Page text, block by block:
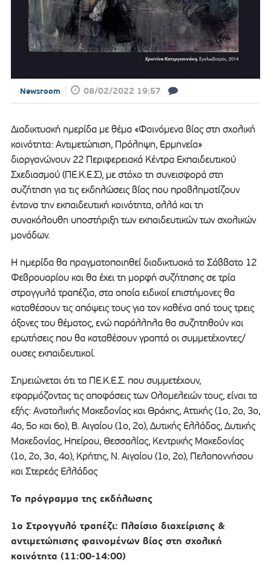
Newsroom 08/02/2022 19:57
Διαδικτυακή ημερίδα με θέμα «Φαινόμενα βίας στη σχολική
κοινότητα: Αντιμετώπιση, Πρόληψη, Ερμηνεία»
διοργανώνουν 22 Περιφερειακά Κέντρα Εκπαιδευτικού
Σχεδιασμού (ΠΕ.Κ.Ε.Σ), με στόχο τη συνεισφορά στη
συζήτηση για τις εκδηλώσεις βίας που προβληματίζουν
έντονα την εκπαιδευτική κοινότητα, αλλά και τη
συνακόλουθη υποστήριξη των εκπαιδευτικών των σχολικών
μονάδων.
Η ημερίδα θα πραγματοποιηθεί διαδικτυακά το Σάββατο 12
Φεβρουαρίου και θα έχει τη μορφή συζήτησης σε τρία
στρογγυλά τραπέζια, στα οποία ειδικοί επιστήμονες θα
καταθέσουν τις απόψεις τους για τον καθένα από τους τρεις
άξονες του θέματος, ενώ παράλληλα θα συζητηθούν και
ερωτήσεις που θα καταθέσουν γραπτά οι συμμετέχοντες/
ουσες εκπαιδευτικοί.
Σημειώνεται ότι τα ΠΕ.Κ.Ε.Σ. που συμμετέχουν,
εφαρμόζοντας τις αποφάσεις των Ολομελειών τους, είναι τα
εξής: Ανατολικής Μακεδονίας και Θράκης, Αττικής (1ο, 2ο, 3ο,
4ο, 5ο και 6ο), Β. Αιγαίου (1ο, 2ο), Δυτικής Ελλάδας, Δυτικής
Μακεδονίας, Ηπείρου, Θεσσαλίας, Κεντρικής Μακεδονίας
(1ο, 2ο, 3ο, 4ο), Κρήτης, Ν. Αιγαίου (1ο, 2ο), Πελοποννήσου
και Στερεάς Ελλάδας
Το πρόγραμμα της εκδήλωσης
1ο Στρογγυλό τραπέζι: Πλαίσιο διαχείρισης &
αντιμετώπισης φαινομένων βίας στη σχολική
κοινότητα (11:00-14:00)